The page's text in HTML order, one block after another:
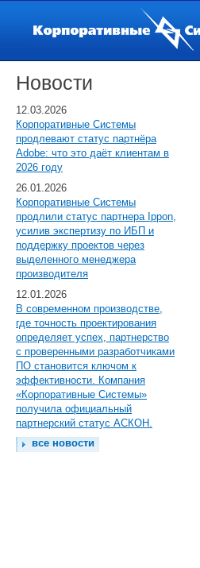
Новости
12.03.2026
Корпоративные Системы
продлевают статус партнёра
Adobe: что это даёт клиентам в
2026 году
26.01.2026
Корпоративные Системы
продлили статус партнера Ippon,
усилив экспертизу по ИБП и
поддержку проектов через
выделенного менеджера
производителя
12.01.2026
В современном производстве,
где точность проектирования
определяет успех, партнерство
с проверенными разработчиками
ПО становится ключом к
эффективности. Компания
«Корпоративные Системы»
получила официальный
партнерский статус АСКОН.
все новости